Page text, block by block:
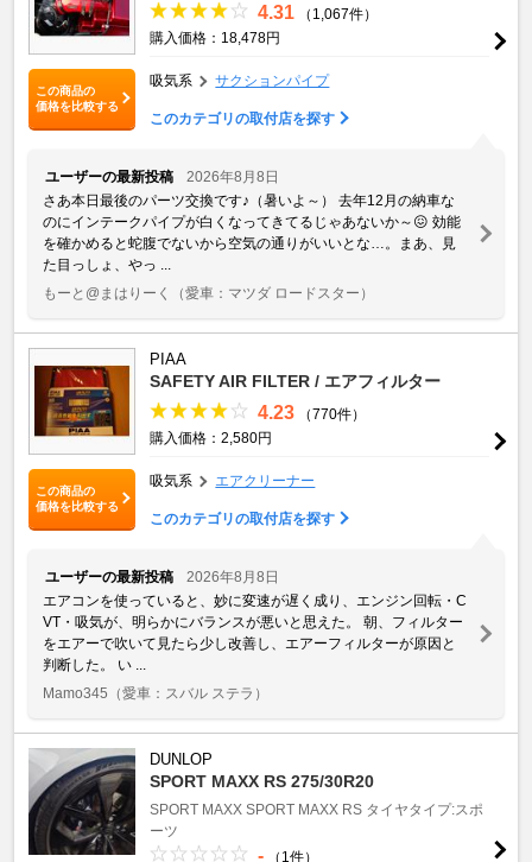
この商品の
価格を比較する
4.31
（1,067件）
購入価格：18,478円
吸気系 サクションパイプ
このカテゴリの取付店を探す
ユーザーの最新投稿
2026年8月8日
さあ本日最後のパーツ交換です♪（暑いよ～） 去年12月の納車な
のにインテークパイプが白くなってきてるじゃあないか～😖 効能
を確かめると蛇腹でないから空気の通りがいいとな…。まあ、見
た目っしょ、やっ ...
もーと@まはりーく
（愛車：マツダ ロードスター）
この商品の
価格を比較する
PIAA
SAFETY AIR FILTER / エアフィルター
4.23
（770件）
購入価格：2,580円
吸気系 エアクリーナー
このカテゴリの取付店を探す
ユーザーの最新投稿
2026年8月8日
エアコンを使っていると、妙に変速が遅く成り、エンジン回転・C
VT・吸気が、明らかにバランスが悪いと思えた。 朝、フィルター
をエアーで吹いて見たら少し改善し、エアーフィルターが原因と
判断した。 い ...
Mamo345 （愛車：スバル ステラ）
DUNLOP
SPORT MAXX RS 275/30R20
SPORT MAXX SPORT MAXX RS タイヤタイプ:スポ
ーツ
- （1件）